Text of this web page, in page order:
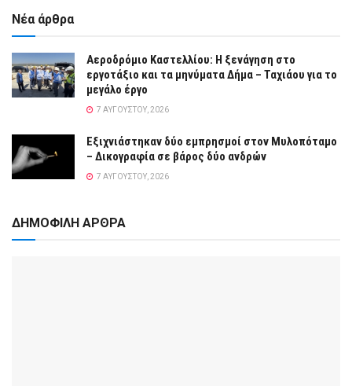
Νέα άρθρα
Αεροδρόμιο Καστελλίου: Η ξενάγηση στο
εργοτάξιο και τα μηνύματα Δήμα – Ταχιάου για το
μεγάλο έργο
7 ΑΥΓΟΎΣΤΟΥ, 2026
Εξιχνιάστηκαν δύο εμπρησμοί στον Μυλοπόταμο
– Δικογραφία σε βάρος δύο ανδρών
7 ΑΥΓΟΎΣΤΟΥ, 2026
ΔΗΜΟΦΙΛΗ ΑΡΘΡΑ